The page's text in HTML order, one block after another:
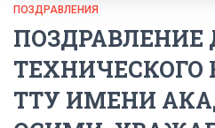
ПОЗДРАВЛЕНИЯ
ПОЗДРАВЛЕНИЕ
ТТУ ИМЕНИ